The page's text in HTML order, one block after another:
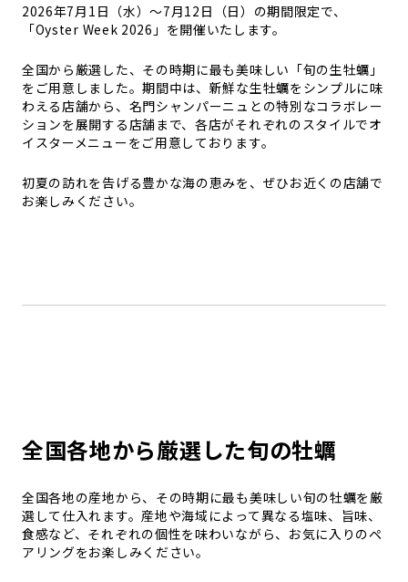
2026年7月1日（水）〜7月12日（日）の期間限定で、
「Oyster Week 2026」を開催いたします。
全国から厳選した、その時期に最も美味しい「旬の生牡蠣」
をご用意しました。期間中は、新鮮な生牡蠣をシンプルに味
わえる店舗から、名門シャンパーニュとの特別なコラボレー
ションを展開する店舗まで、各店がそれぞれのスタイルでオ
イスターメニューをご用意しております。
初夏の訪れを告げる豊かな海の恵みを、ぜひお近くの店舗で
お楽しみください。
全国各地から厳選した旬の牡蠣
全国各地の産地から、その時期に最も美味しい旬の牡蠣を厳
選して仕入れます。産地や海域によって異なる塩味、旨味、
食感など、それぞれの個性を味わいながら、お気に入りのペ
アリングをお楽しみください。